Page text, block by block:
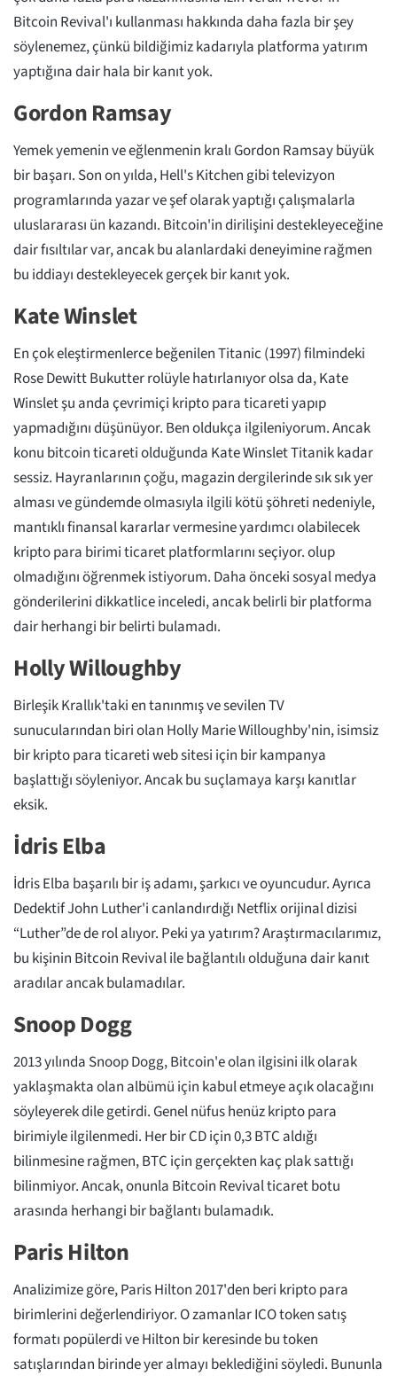
Bitcoin Revival'ı kullanması hakkında daha fazla bir şey
söylenemez, çünkü bildiğimiz kadarıyla platforma yatırım
yaptığına dair hala bir kanıt yok.
Gordon Ramsay
Yemek yemenin ve eğlenmenin kralı Gordon Ramsay büyük
bir başarı. Son on yılda, Hell's Kitchen gibi televizyon
programlarında yazar ve şef olarak yaptığı çalışmalarla
uluslararası ün kazandı. Bitcoin'in dirilişini destekleyeceğine
dair fısıltılar var, ancak bu alanlardaki deneyimine rağmen
bu iddiayı destekleyecek gerçek bir kanıt yok.
Kate Winslet
En çok eleştirmenlerce beğenilen Titanic (1997) filmindeki
Rose Dewitt Bukutter rolüyle hatırlanıyor olsa da, Kate
Winslet şu anda çevrimiçi kripto para ticareti yapıp
yapmadığını düşünüyor. Ben oldukça ilgileniyorum. Ancak
konu bitcoin ticareti olduğunda Kate Winslet Titanik kadar
sessiz. Hayranlarının çoğu, magazin dergilerinde sık sık yer
alması ve gündemde olmasıyla ilgili kötü şöhreti nedeniyle,
mantıklı finansal kararlar vermesine yardımcı olabilecek
kripto para birimi ticaret platformlarını seçiyor. olup
olmadığını öğrenmek istiyorum. Daha önceki sosyal medya
gönderilerini dikkatlice inceledi, ancak belirli bir platforma
dair herhangi bir belirti bulamadı.
Holly Willoughby
Birleşik Krallık'taki en tanınmış ve sevilen TV
sunucularından biri olan Holly Marie Willoughby'nin, isimsiz
bir kripto para ticareti web sitesi için bir kampanya
başlattığı söyleniyor. Ancak bu suçlamaya karşı kanıtlar
eksik.
İdris Elba
İdris Elba başarılı bir iş adamı, şarkıcı ve oyuncudur. Ayrıca
Dedektif John Luther'i canlandırdığı Netflix orijinal dizisi
“Luther”de de rol alıyor. Peki ya yatırım? Araştırmacılarımız,
bu kişinin Bitcoin Revival ile bağlantılı olduğuna dair kanıt
aradılar ancak bulamadılar.
Snoop Dogg
2013 yılında Snoop Dogg, Bitcoin'e olan ilgisini ilk olarak
yaklaşmakta olan albümü için kabul etmeye açık olacağını
söyleyerek dile getirdi. Genel nüfus henüz kripto para
birimiyle ilgilenmedi. Her bir CD için 0,3 BTC aldığı
bilinmesine rağmen, BTC için gerçekten kaç plak sattığı
bilinmiyor. Ancak, onunla Bitcoin Revival ticaret botu
arasında herhangi bir bağlantı bulamadık.
Paris Hilton
Analizimize göre, Paris Hilton 2017'den beri kripto para
birimlerini değerlendiriyor. O zamanlar ICO token satış
formatı popülerdi ve Hilton bir keresinde bu token
satışlarından birinde yer almayı beklediğini söyledi. Bununla